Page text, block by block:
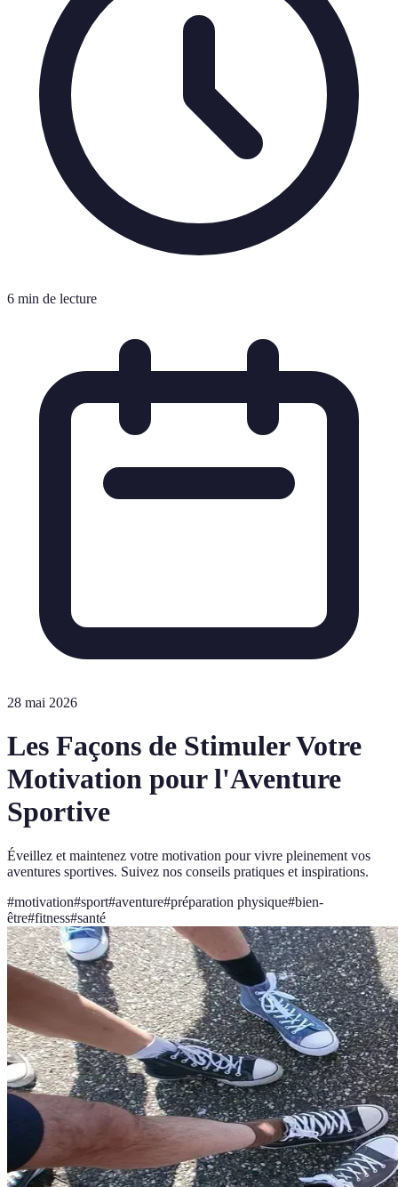
6 min de lecture
28 mai 2026
Les Façons de Stimuler Votre
Motivation pour l'Aventure
Sportive
Éveillez et maintenez votre motivation pour vivre pleinement vos
aventures sportives. Suivez nos conseils pratiques et inspirations.
#motivation#sport#aventure#préparation physique#bien-
être#fitness#santé